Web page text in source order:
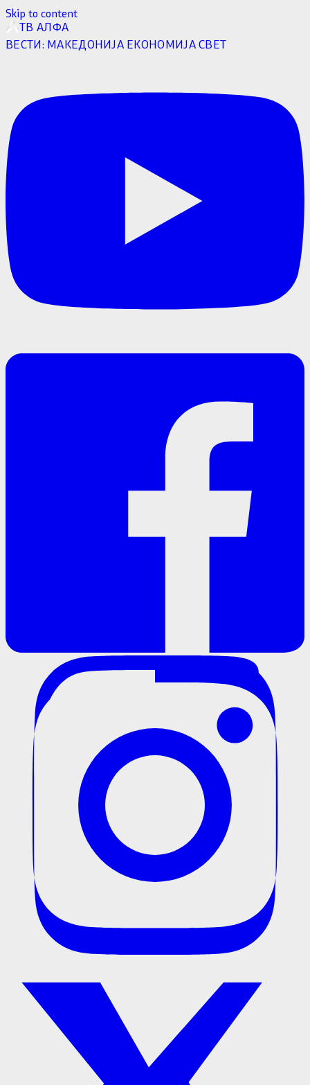
Skip to content
ТВ АЛФА
ВЕСТИ: МАКЕДОНИЈА ЕКОНОМИЈАСВЕТ